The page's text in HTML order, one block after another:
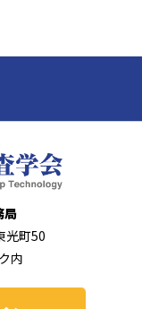
局
光町50
内